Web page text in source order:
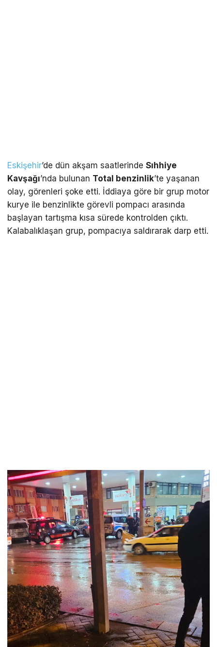
Eskişehir’de dün akşam saatlerinde Sıhhiye
Kavşağı’nda bulunan Total benzinlik’te yaşanan
olay, görenleri şoke etti. İddiaya göre bir grup motor
kurye ile benzinlikte görevli pompacı arasında
başlayan tartışma kısa sürede kontrolden çıktı.
Kalabalıklaşan grup, pompacıya saldırarak darp etti.